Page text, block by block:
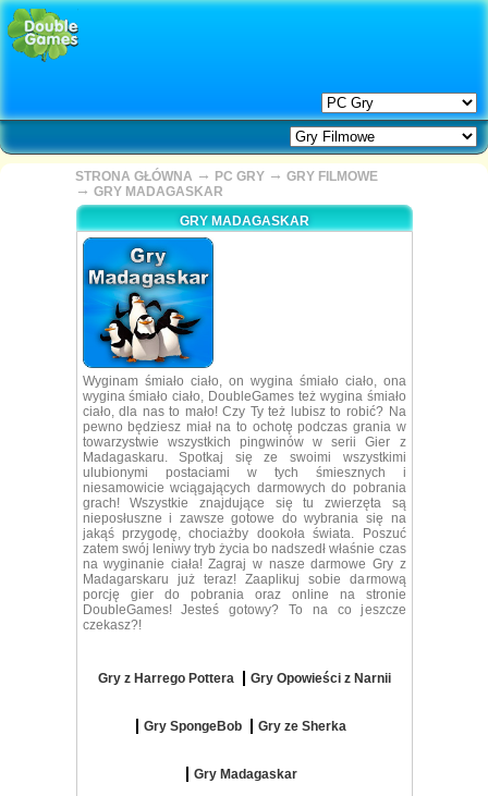
STRONA GŁÓWNA → PC GRY → GRY FILMOWE
→ GRY MADAGASKAR
GRY MADAGASKAR
Wyginam śmiało ciało, on wygina śmiało ciało, ona
wygina śmiało ciało, DoubleGames też wygina śmiało
ciało, dla nas to mało! Czy Ty też lubisz to robić? Na
pewno będziesz miał na to ochotę podczas grania w
towarzystwie wszystkich pingwinów w serii Gier z
Madagaskaru. Spotkaj się ze swoimi wszystkimi
ulubionymi postaciami w tych śmiesznych i
niesamowicie wciągających darmowych do pobrania
grach! Wszystkie znajdujące się tu zwierzęta są
nieposłuszne i zawsze gotowe do wybrania się na
jakąś przygodę, chociażby dookoła świata. Poszuć
zatem swój leniwy tryb życia bo nadszedł właśnie czas
na wyginanie ciała! Zagraj w nasze darmowe Gry z
Madagarskaru już teraz! Zaaplikuj sobie darmową
porcję gier do pobrania oraz online na stronie
DoubleGames! Jesteś gotowy? To na co jeszcze
czekasz?!
Gry z Harrego Pottera Gry Opowieści z Narnii
Gry SpongeBob Gry ze Sherka
Gry Madagaskar